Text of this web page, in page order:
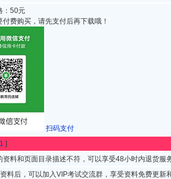
：50元
付费购买，请先支付后再下载哦！
扫码支付
]
资料和页面目录描述不符，可以享受48小时内退货服
料后，可以加入VIP考试交流群，享受资料免费更新